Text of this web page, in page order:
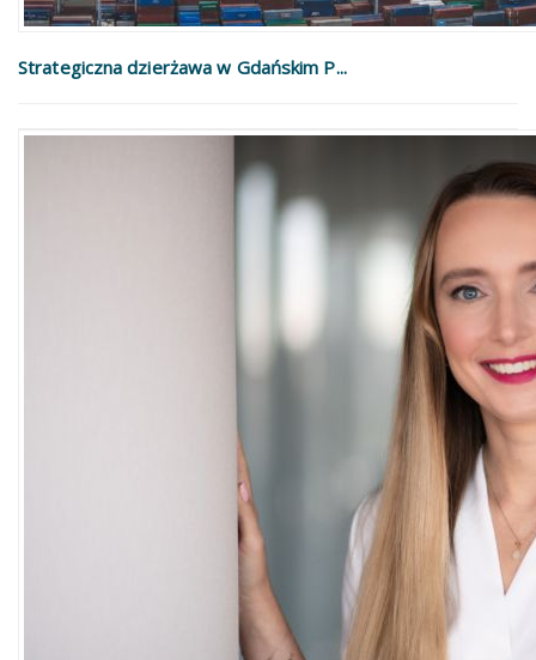
Strategiczna dzierżawa w Gdańskim P...